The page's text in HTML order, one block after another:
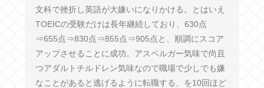
文科で挫折し英語が大嫌いになりかける。とはいえ
TOEICの受験だけは長年継続しており、630点
⇒655点⇒830点⇒855点⇒905点と、順調にスコア
アップさせることに成功。アスペルガー気味で尚且
つアダルトチルドレン気味なので職場で少しでも嫌
なことがあると逃げるように転職する、を10回ほど